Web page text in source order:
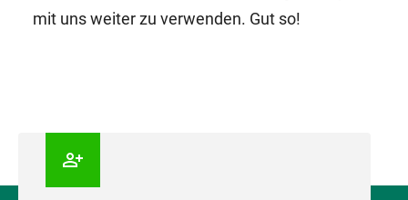
mit uns weiter zu verwenden. Gut so!